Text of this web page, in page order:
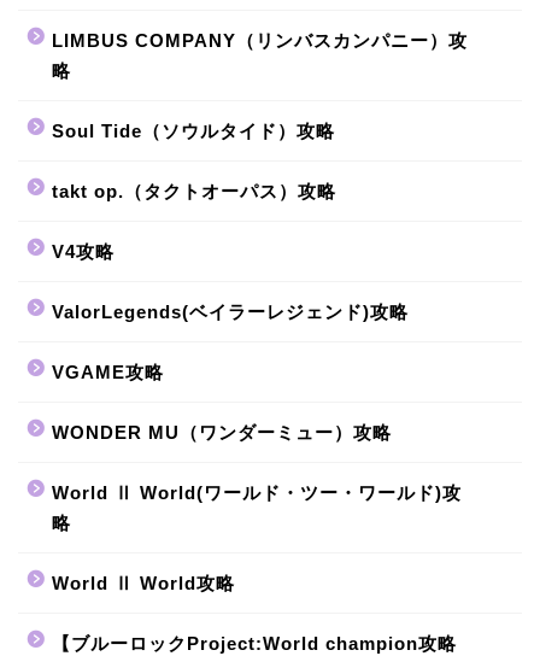
LIMBUS COMPANY（リンバスカンパニー）攻
略
Soul Tide（ソウルタイド）攻略
takt op.（タクトオーパス）攻略
V4攻略
ValorLegends(ベイラーレジェンド)攻略
VGAME攻略
WONDER MU（ワンダーミュー）攻略
World Ⅱ World(ワールド・ツー・ワールド)攻
略
World Ⅱ World攻略
【ブルーロックProject:World champion攻略